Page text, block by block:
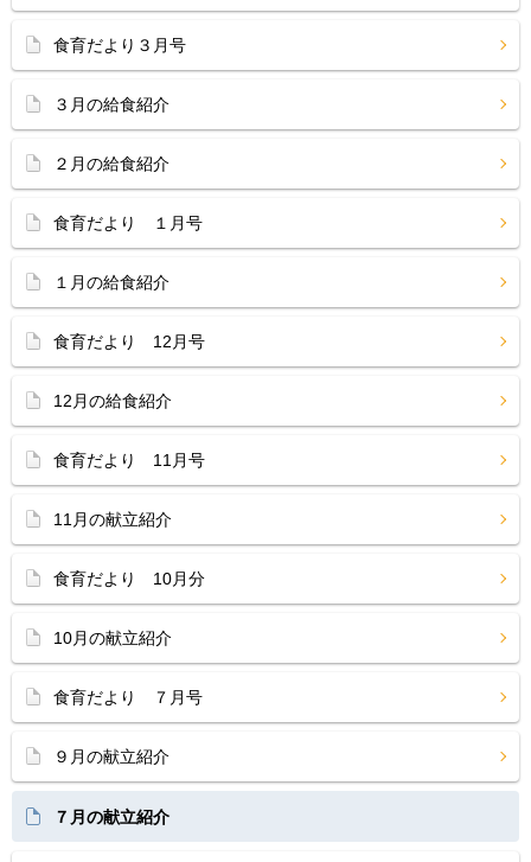
食育だより３月号
３月の給食紹介
２月の給食紹介
食育だより １月号
１月の給食紹介
食育だより 12月号
12月の給食紹介
食育だより 11月号
11月の献立紹介
食育だより 10月分
10月の献立紹介
食育だより ７月号
９月の献立紹介
７月の献立紹介